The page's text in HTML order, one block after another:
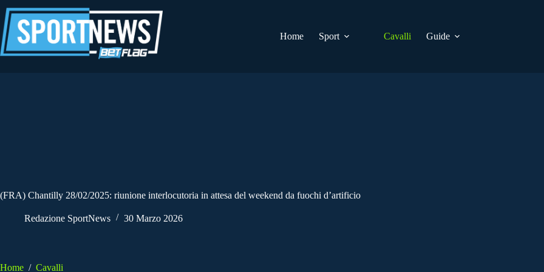
al
contenuto
Home
Sport Cavalli Guide
(FRA) Chantilly 28/02/2025: riunione interlocutoria in attesa del weekend da fuochi d’artificio
Redazione SportNews 30 Marzo 2026
Home / Cavalli